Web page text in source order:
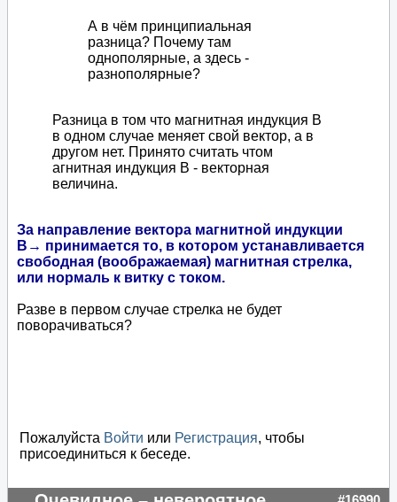
А в чём принципиальная
разница? Почему там
однополярные, а здесь -
разнополярные?
Разница в том что магнитная индукция В
в одном случае меняет свой вектор, а в
другом нет. Принято считать чтом
агнитная индукция В - векторная
величина.
За направление вектора магнитной индукции
B→ принимается то, в котором устанавливается
свободная (воображаемая) магнитная стрелка,
или нормаль к витку с током.
Разве в первом случае стрелка не будет
поворачиваться?
Пожалуйста Войти или Регистрация, чтобы
присоединиться к беседе.